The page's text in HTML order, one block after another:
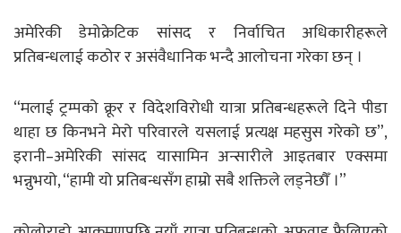
अमेरिकी डेमोक्रेटिक सांसद र निर्वाचित अधिकारीहरूले
प्रतिबन्धलाई कठोर र असंवैधानिक भन्दै आलोचना गरेका छन् ।
“मलाई ट्रम्पको क्रूर र विदेशविरोधी यात्रा प्रतिबन्धहरूले दिने पीडा
थाहा छ किनभने मेरो परिवारले यसलाई प्रत्यक्ष महसुस गरेको छ”,
इरानी–अमेरिकी सांसद यासामिन अन्सारीले आइतबार एक्समा
भन्नुभयो, “हामी यो प्रतिबन्धसँग हाम्रो सबै शक्तिले लड्नेछौँ ।”